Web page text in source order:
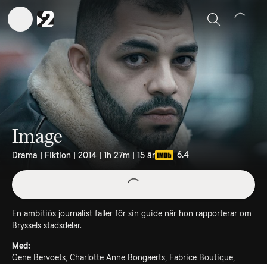
Sök
Image
Drama | Fiktion | 2014 | 1h 27m | 15 år 6.4
En ambitiös journalist faller för sin guide när hon rapporterar om
Bryssels stadsdelar.
Med:
Gene Bervoets, Charlotte Anne Bongaerts, Fabrice Boutique,